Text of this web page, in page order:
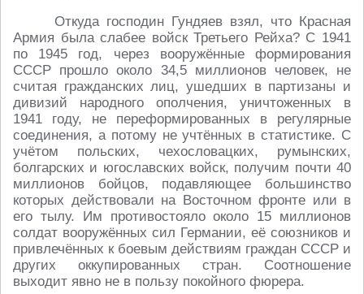
Откуда господин Гундяев взял, что Красная
Армия была слабее войск Третьего Рейха? С 1941
по 1945 год, через вооружённые формирования
СССР прошло около 34,5 миллионов человек, не
считая гражданских лиц, ушедших в партизаны и
дивизий народного ополчения, уничтоженных в
1941 году, не переформированных в регулярные
соединения, а потому не учтённых в статистике. С
учётом польских, чехословацких, румынских,
болгарских и югославских войск, получим почти 40
миллионов бойцов, подавляющее большинство
которых действовали на Восточном фронте или в
его тылу. Им противостояло около 15 миллионов
солдат вооружённых сил Германии, её союзников и
привлечённых к боевым действиям граждан СССР и
других оккупированных стран. Соотношение
выходит явно не в пользу покойного фюрера.